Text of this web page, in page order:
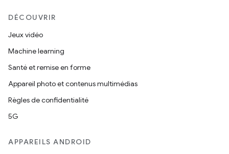
DÉCOUVRIR
Jeux vidéo
Machine learning
Santé et remise en forme
Appareil photo et contenus multimédias
Règles de confidentialité
5G
APPAREILS ANDROID